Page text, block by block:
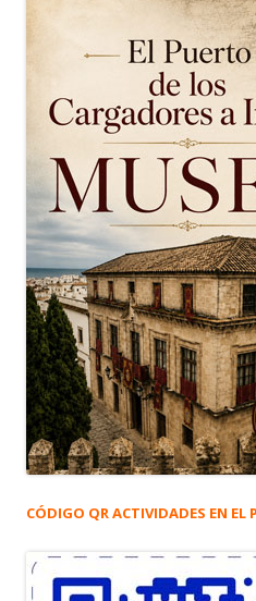
CÓDIGO QR ACTIVIDADES EN EL